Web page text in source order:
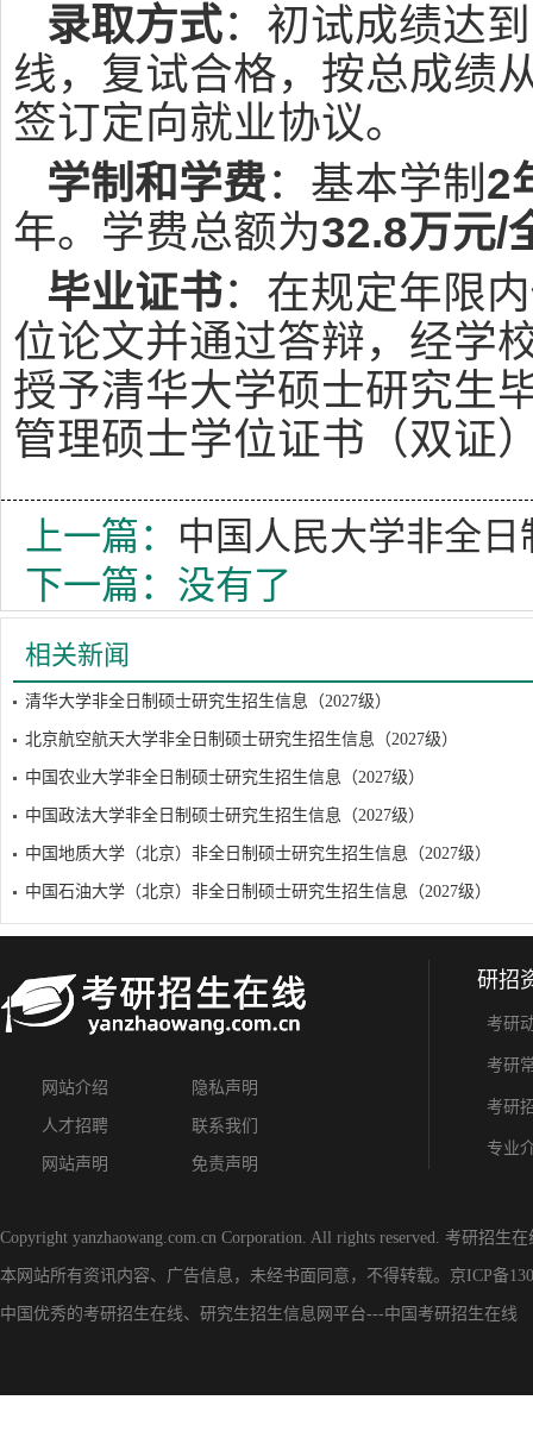
录取方式：初试成绩达
线，复试合格，按总成绩
签订定向就业协议。
学制和学费：基本学制 2
年。学费总额为32.8万元/
毕业证书：在规定年限
位论文并通过答辩，经学
授予清华大学硕士研究生
管理硕士学位证书（双证
上一篇： 中国人民大学非全
下一篇：没有了
相关新闻
清华大学非全日制硕士研究生招生信息（2027级）
北京航空航天大学非全日制硕士研究生招生信息（2027级）
中国农业大学非全日制硕士研究生招生信息（2027级）
中国政法大学非全日制硕士研究生招生信息（2027级）
中国地质大学（北京）非全日制硕士研究生招生信息（2027级）
中国石油大学（北京）非全日制硕士研究生招生信息（2027级）
网站介绍 隐私声明
人才招聘 联系我们
网站声明 免责声明
研招
考研
考研
考研
专业
Copyright yanzhaowang.com.cn Corporation. All rights reserved. 考研招生在
本网站所有资讯内容、广告信息，未经书面同意，不得转载。 京ICP备
中国优秀的考研招生在线、 研究生招生信息网 平台---中国考研招生在线